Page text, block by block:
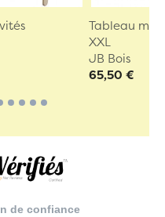
Tableau
XXL
JB Bois
65,50 €
de confiance